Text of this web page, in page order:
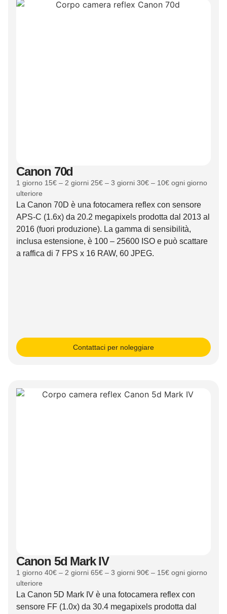
Canon 70d
1 giorno 15€ – 2 giorni 25€ – 3 giorni 30€ – 10€ ogni giorno
ulteriore
La Canon 70D è una fotocamera reflex con sensore
APS-C (1.6x) da 20.2 megapixels prodotta dal 2013 al
2016 (fuori produzione). La gamma di sensibilità,
inclusa estensione, è 100 – 25600 ISO e può scattare
a raffica di 7 FPS x 16 RAW, 60 JPEG.
Contattaci per noleggiare
Canon 5d Mark IV
1 giorno 40€ – 2 giorni 65€ – 3 giorni 90€ – 15€ ogni giorno
ulteriore
La Canon 5D Mark IV è una fotocamera reflex con
sensore FF (1.0x) da 30.4 megapixels prodotta dal